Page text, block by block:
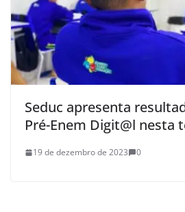
Seduc apresenta
Pré-Enem Digit@l nesta
19 de dezembro de 2023 0